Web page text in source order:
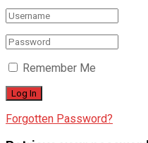
Remember Me
Forgotten Password?